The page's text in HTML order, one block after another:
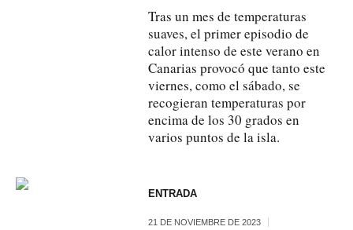
Tras un mes de temperaturas
suaves, el primer episodio de
calor intenso de este verano en
Canarias provocó que tanto este
viernes, como el sábado, se
recogieran temperaturas por
encima de los 30 grados en
varios puntos de la isla.
ENTRADA
21 DE NOVIEMBRE DE 2023